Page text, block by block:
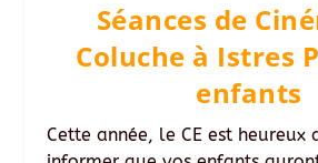
Séances de
Coluche à Istres
enfants
Cette année, le CE est heureux